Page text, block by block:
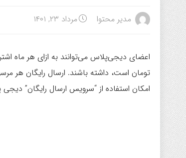
مدیر محتوا مرداد ۲۳, ۱۴۰۱
تومان است، داشته باشند. ارسال رایگان هر
امکان استفاده از “سرویس ارسال رایگان”